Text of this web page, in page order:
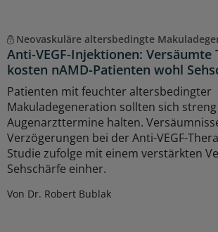
Neovaskuläre altersbedingte
Anti-VEGF-Injektionen: Versäumte
kosten nAMD-Patienten wohl
Patienten mit feuchter altersbedingter
Makuladegeneration sollten sich
Augenarzttermine halten.
Verzögerungen bei der Anti-VEGF-
Studie zufolge mit einem verstärkten
Sehschärfe einher.
Von Dr. Robert Bublak